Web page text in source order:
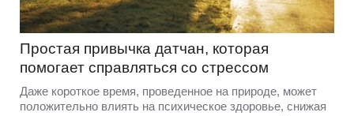
Простая привычка датчан, которая
помогает справляться со стрессом
Даже короткое время, проведенное на природе, может
положительно влиять на психическое здоровье, снижая